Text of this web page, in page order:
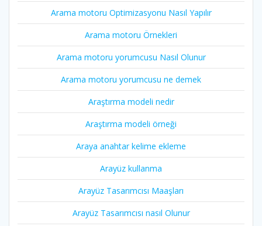
Arama motoru Optimizasyonu Nasıl Yapılır
Arama motoru Örnekleri
Arama motoru yorumcusu Nasıl Olunur
Arama motoru yorumcusu ne demek
Araştırma modeli nedir
Araştırma modeli örneği
Araya anahtar kelime ekleme
Arayüz kullanma
Arayüz Tasarımcısı Maaşları
Arayüz Tasarımcısı nasıl Olunur